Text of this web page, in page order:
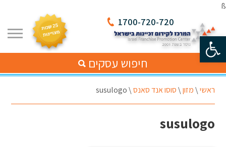
פתח סרגל נגישות
ß
1700-720-720
חיפוש עסקים
ראשי\מזון\סוסו אנד סאנס\
susulogo
susulogo